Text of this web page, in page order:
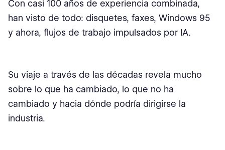
Con casi 100 años de experiencia combinada,
han visto de todo: disquetes, faxes, Windows 95
y ahora, flujos de trabajo impulsados por IA.
Su viaje a través de las décadas revela mucho
sobre lo que ha cambiado, lo que no ha
cambiado y hacia dónde podría dirigirse la
industria.